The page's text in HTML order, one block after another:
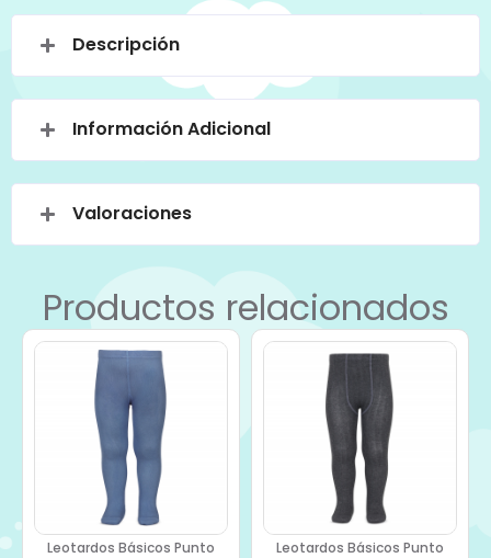
Descripción
Información Adicional
Valoraciones
Productos relacionados
Leotardos Básicos Punto
Leotardos Básicos Punto